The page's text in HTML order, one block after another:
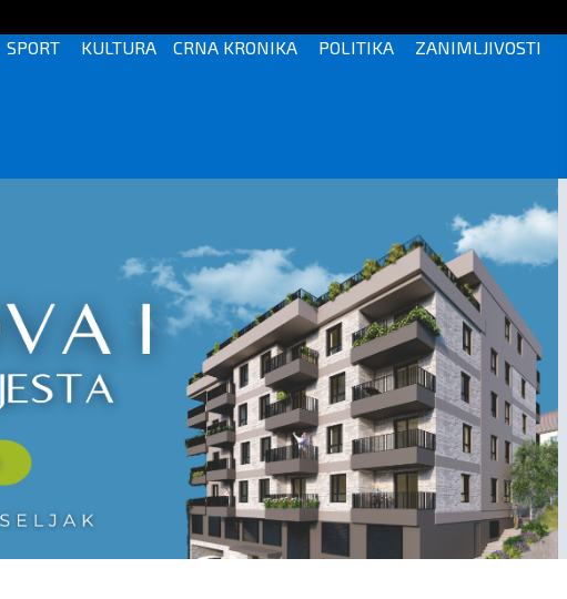
SPORT KULTURA CRNA KRONIKA POLITIKA ZANIMLJIVOSTI